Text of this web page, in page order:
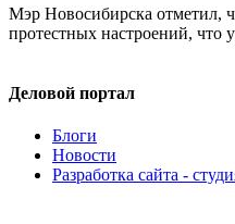
Мэр Новосибирска отметил,
протестных настроений, что
Деловой портал
Блоги
Новости
Разработка сайта -